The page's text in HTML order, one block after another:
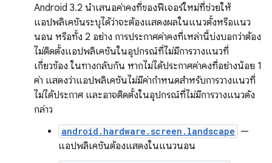
Android 3.2 นำเสนอค่าคงที่ของฟีเจอร์ใหม่ที่ช่วยให้
แอปพลิเคชันระบุได้ว่าจะต้องแสดงผลในแนวตั้งหรือแนว
นอน หรือทั้ง 2 อย่าง การประกาศค่าคงที่เหล่านี้บ่งบอกว่าต้อง
ไม่ติดตั้งแอปพลิเคชันในอุปกรณ์ที่ไม่มีการวางแนวที่
เกี่ยวข้อง ในทางกลับกัน หากไม่ได้ประกาศค่าคงที่อย่างน้อย 1
ค่า แสดงว่าแอปพลิเคชันไม่มีค่ากำหนดสำหรับการวางแนวที่
ไม่ได้ประกาศ และอาจติดตั้งในอุปกรณ์ที่ไม่มีการวางแนวดัง
กล่าว
android.hardware.screen.landscape —
แอปพลิเคชันต้องแสดงในแนวนอน